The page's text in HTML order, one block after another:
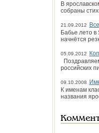
В
собраны
21.09.2012
Бабье лето
начнётся
05.09.2012
российских
09.10.2008
К именам
названия